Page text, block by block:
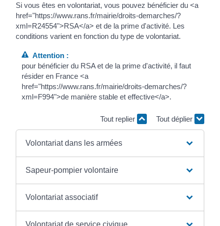
Si vous êtes en volontariat, vous pouvez bénéficier du <a
href="https://www.rans.fr/mairie/droits-demarches/?
xml=R24554">RSA</a> et de la prime d'activité. Les
conditions varient en fonction du type de volontariat.
Attention :
pour bénéficier du RSA et de la prime d'activité, il faut
résider en France <a
href="https://www.rans.fr/mairie/droits-demarches/?
xml=F994">de manière stable et effective</a>.
Tout replier Tout déplier
Volontariat dans les armées
Sapeur-pompier volontaire
Volontariat associatif
Volontariat de service civique